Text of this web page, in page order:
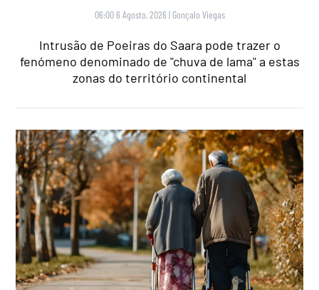
06:00 6 Agosto, 2026 | Gonçalo Viegas
Intrusão de Poeiras do Saara pode trazer o
fenómeno denominado de "chuva de lama" a estas
zonas do território continental